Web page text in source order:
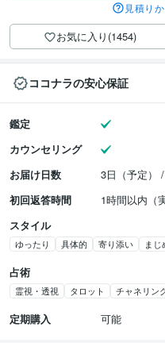
見積り
お気に入り(1454)
ココナラの安心保証
鑑定
カウンセリング
お届け日数
3日（予定） /
初回返答時間
1時間以内（
スタイル
ゆったり 具体的 寄り添い まじ
占術
霊視・透視 タロット チャネリン
定期購入 可能